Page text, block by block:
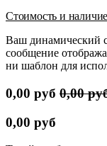
Стоимость и
Ваш динамический
сообщение
ни шаблон для
0,00 руб 0,00
0,00 руб